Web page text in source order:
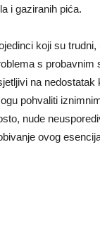
i gaziranih pića.
koji su
s probavnim
na nedostatak
pohvaliti
nude
ovog